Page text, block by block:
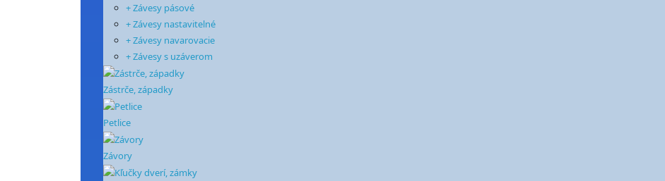
+ Závesy pásové
+ Závesy nastavitelné
+ Závesy navarovacie
+ Závesy s uzáverom
Zástrče, západky
Petlice
Závory